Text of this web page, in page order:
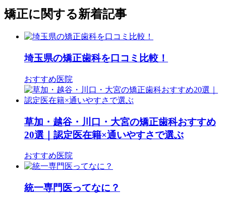
矯正に関する新着記事
埼玉県の矯正歯科を口コミ比較！
おすすめ医院
草加・越谷・川口・大宮の矯正歯科おすすめ
20選｜認定医在籍×通いやすさで選ぶ
おすすめ医院
統一専門医ってなに？